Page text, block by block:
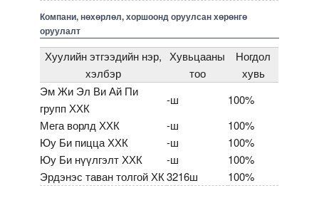
Компани, нөхөрлөл, хоршоонд оруулсан хөрөнгө
оруулалт
Хуулийн этгээдийн нэр,
хэлбэр
Хувьцааны
тоо
Ногдол
хувь
Эм Жи Эл Ви Ай Пи
групп ХХК
-ш
100%
Мега ворлд ХХК
-ш
100%
Юу Би пицца ХХК
-ш
100%
Юу Би нүүлгэлт ХХК
-ш
100%
Эрдэнэс таван толгой ХК3216ш 100%